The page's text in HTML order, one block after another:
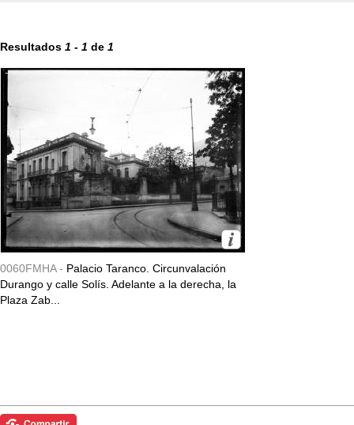
Resultados 1 - 1 de 1
0060FMHA - Palacio Taranco. Circunvalación
Durango y calle Solís. Adelante a la derecha, la
Plaza Zab...